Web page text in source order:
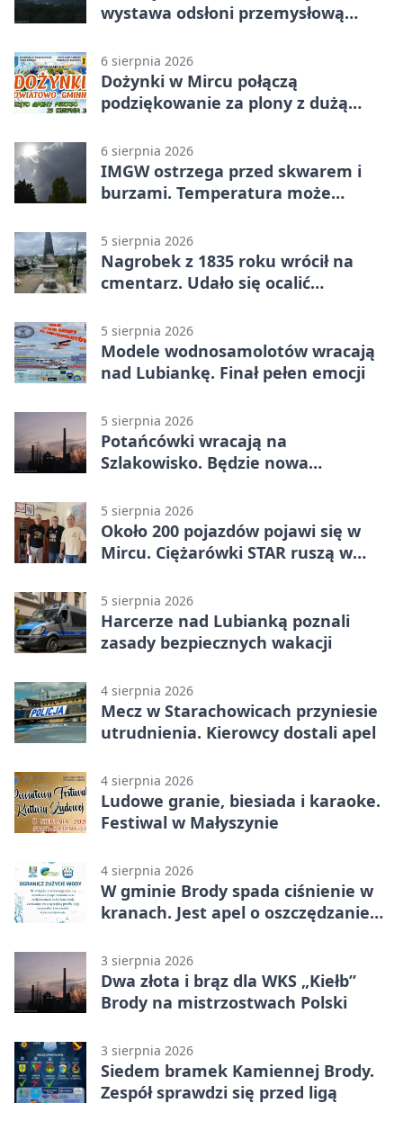
wystawa odsłoni przemysłową
6 sierpnia 2026
Dożynki w Mircu połączą
podziękowanie za plony z dużą
6 sierpnia 2026
IMGW ostrzega przed skwarem i
burzami. Temperatura może
5 sierpnia 2026
Nagrobek z 1835 roku wrócił na
cmentarz. Udało się ocalić
5 sierpnia 2026
Modele wodnosamolotów wracają
nad Lubiankę. Finał pełen emocji
5 sierpnia 2026
Potańcówki wracają na
Szlakowisko. Będzie nowa
5 sierpnia 2026
Około 200 pojazdów pojawi się w
Mircu. Ciężarówki STAR ruszą w
5 sierpnia 2026
Harcerze nad Lubianką poznali
zasady bezpiecznych wakacji
4 sierpnia 2026
Mecz w Starachowicach przyniesie
utrudnienia. Kierowcy dostali apel
4 sierpnia 2026
Ludowe granie, biesiada i karaoke.
Festiwal w Małyszynie
4 sierpnia 2026
W gminie Brody spada ciśnienie w
kranach. Jest apel o oszczędzanie
3 sierpnia 2026
Dwa złota i brąz dla WKS „Kiełb”
Brody na mistrzostwach Polski
3 sierpnia 2026
Siedem bramek Kamiennej Brody.
Zespół sprawdzi się przed ligą